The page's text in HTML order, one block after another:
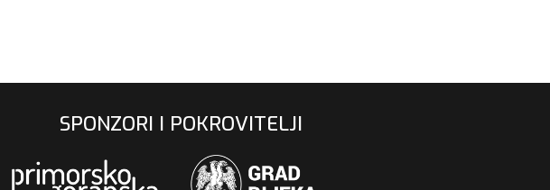
SPONZORI I POKROVITELJI